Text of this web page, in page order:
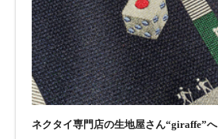
ネクタイ専門店の生地屋さん“giraffe”へ